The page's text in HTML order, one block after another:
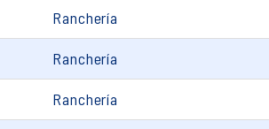
Ranchería
Ranchería
Ranchería